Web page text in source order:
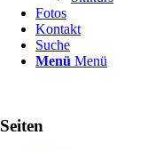
Fotos
Kontakt
Suche
Menü Menü
Seiten